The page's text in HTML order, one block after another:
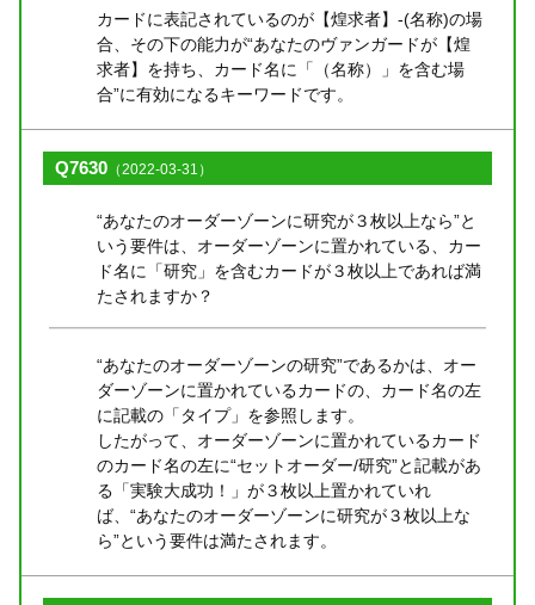
カードに表記されているのが【煌求者】-(名称)の場
合、その下の能力が“あなたのヴァンガードが【煌
求者】を持ち、カード名に「（名称）」を含む場
合”に有効になるキーワードです。
Q7630 （2022-03-31）
“あなたのオーダーゾーンに研究が３枚以上なら”と
いう要件は、オーダーゾーンに置かれている、カー
ド名に「研究」を含むカードが３枚以上であれば満
たされますか？
“あなたのオーダーゾーンの研究”であるかは、オー
ダーゾーンに置かれているカードの、カード名の左
に記載の「タイプ」を参照します。
したがって、オーダーゾーンに置かれているカード
のカード名の左に“セットオーダー/研究”と記載があ
る「実験大成功！」が３枚以上置かれていれ
ば、“あなたのオーダーゾーンに研究が３枚以上な
ら”という要件は満たされます。